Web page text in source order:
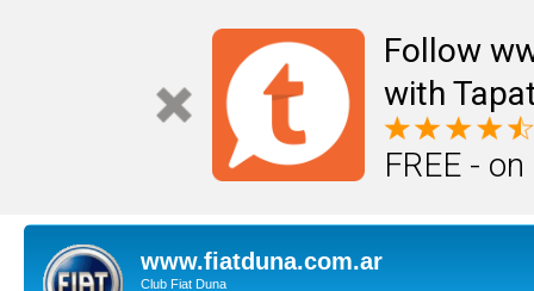
Follow
with
FREE -
www.fiatduna.com.ar
Club Fiat Duna